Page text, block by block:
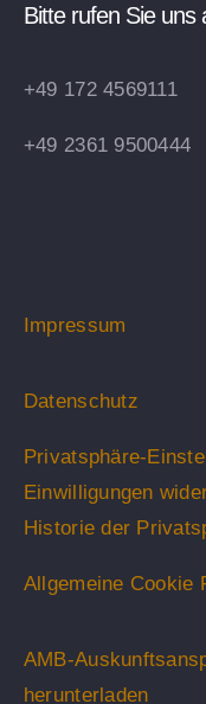
Bitte rufen Sie uns
+49 172 4569111
+49 2361 9500444
Impressum
Datenschutz
Privatsphäre-
Einwilligungen
Historie der
Allgemeine Cookie
AMB-
herunterladen